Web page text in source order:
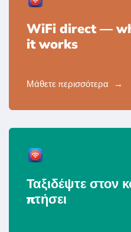
WiFi direct —
it works
Μάθετε περισσότερα
Ταξιδέψτε στον
πτήσει